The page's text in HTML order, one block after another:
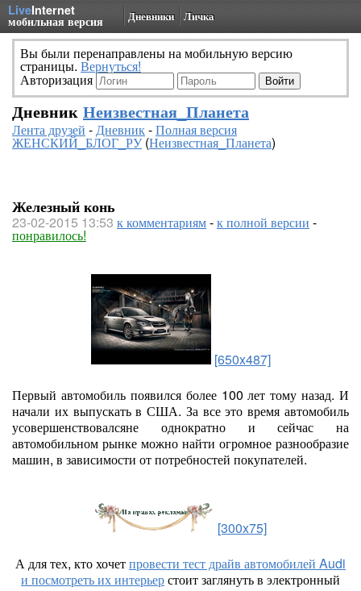
LiveInternet
мобильная версия Дневники Личка
Вы были перенаправлены на мобильную версию
страницы. Вернуться!
Авторизация
Дневник Неизвестная_Планета
Лента друзей -Дневник-Полная версия
ЖЕНСКИЙ_БЛОГ_РУ(Неизвестная_Планета)
Железный конь
23-02-2015 13:53 к комментариям-к полной версии -
понравилось!
[650x487]
Первый автомобиль появился более 100 лет тому назад. И
начали их выпускать в США. За все это время автомобиль
усовершенствовалсяне однократно и сейчас на
автомобильном рынке можно найти огромное разнообразие
машин, в зависимости от потребностей покупателей.
[300x75]
А для тех, кто хочетпровести тест драйв автомобилей Audi
и посмотреть их интерьерстоит заглянуть в электронный